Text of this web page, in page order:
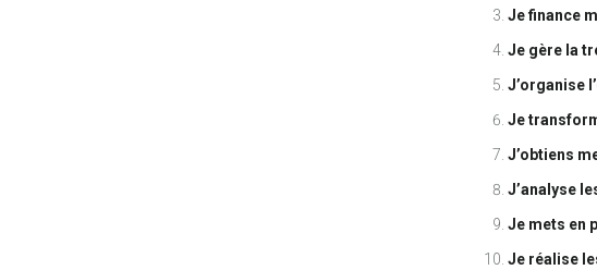
Je finance
Je gère la
J’organise
Je
J’obtiens
J’analyse
Je mets en
Je réalise